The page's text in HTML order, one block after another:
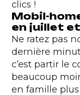
clics !
Mobil-
en juillet
Ne ratez pas
dernière
c’est partir le
beaucoup
en famille